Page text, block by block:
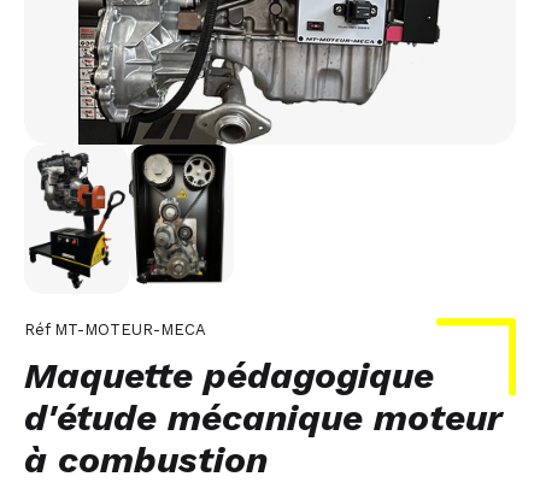
Réf MT-MOTEUR-MECA
Maquette pédagogique
d'étude mécanique moteur
à combustion